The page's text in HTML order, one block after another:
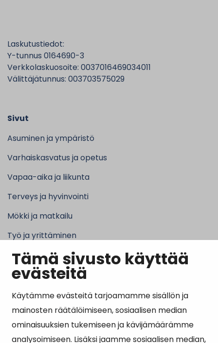
Tämä sivusto käyttää
evästeitä
Käytämme evästeitä tarjoamamme sisällön ja
mainosten räätälöimiseen, sosiaalisen median
ominaisuuksien tukemiseen ja kävijämäärämme
analysoimiseen. Lisäksi jaamme sosiaalisen median,
Laskutustiedot:
Y-tunnus 0164690-3
Verkkolaskuosoite: 0037016469034011
Välittäjätunnus: 003703575029
Sivut
Asuminen ja ympäristö
Varhaiskasvatus ja opetus
Vapaa-aika ja liikunta
Terveys ja hyvinvointi
Mökki ja matkailu
Työ ja yrittäminen
Kunta ja hallinto
Suosituimmat sivut
Esityslistat, pöytäkirjat, viranhaltijapäätökset ja